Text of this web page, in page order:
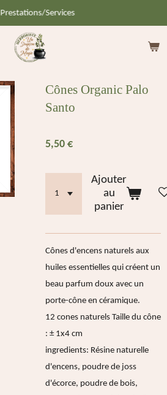
Prestations/Services
Cônes Organic Palo
Santo
5,50 €
Ajouter
au
panier
Cônes d'encens naturels aux
huiles essentielles qui créent un
beau parfum doux avec un
porte-cône en céramique.
12 cones naturels Taille du cône
: ± 1x4 cm
ingredients: Résine naturelle
d'encens, poudre de joss
d'écorce, poudre de bois,